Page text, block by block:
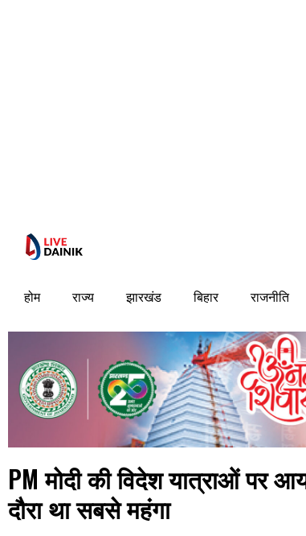
होम राज्य झारखंड बिहार राजनीति
PM मोदी की विदेश यात्राओं पर
दौरा था सबसे महंगा